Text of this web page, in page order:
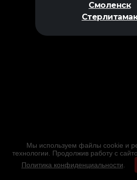
Смоленск
Мы используем файлы cookie и
технологии. Продолжив работу с
Политика конфиденциальности